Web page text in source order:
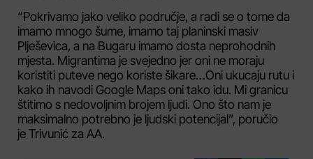
“Pokrivamo jako veliko područje, a radi se o tome da
imamo mnogo šume, imamo taj planinski masiv
Plješevica, a na Bugaru imamo dosta neprohodnih
mjesta. Migrantima je svejedno jer oni ne moraju
koristiti puteve nego koriste šikare…Oni ukucaju rutu i
kako ih navodi Google Maps oni tako idu. Mi granicu
štitimo s nedovoljnim brojem ljudi. Ono što nam je
maksimalno potrebno je ljudski potencijal”, poručio
je Trivunić za AA.